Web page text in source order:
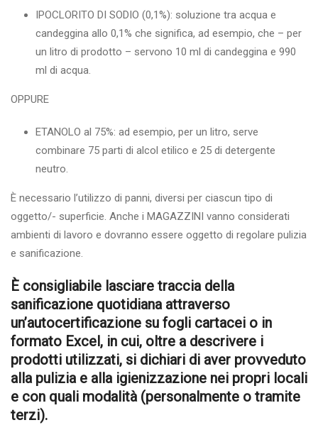
IPOCLORITO DI SODIO (0,1%): soluzione tra acqua e
candeggina allo 0,1% che significa, ad esempio, che – per
un litro di prodotto – servono 10 ml di candeggina e 990
ml di acqua.
OPPURE
ETANOLO al 75%: ad esempio, per un litro, serve
combinare 75 parti di alcol etilico e 25 di detergente
neutro.
È necessario l’utilizzo di panni, diversi per ciascun tipo di
oggetto/- superficie. Anche i MAGAZZINI vanno considerati
ambienti di lavoro e dovranno essere oggetto di regolare pulizia
e sanificazione.
È consigliabile lasciare traccia della
sanificazione quotidiana attraverso
un’autocertificazione su fogli cartacei o in
formato Excel, in cui, oltre a descrivere i
prodotti utilizzati, si dichiari di aver provveduto
alla pulizia e alla igienizzazione nei propri locali
e con quali modalità (personalmente o tramite
terzi).